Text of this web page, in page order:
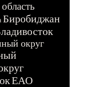
Биробиджан
округ
ЕАО